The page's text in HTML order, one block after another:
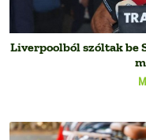
Liverpoolból szóltak be